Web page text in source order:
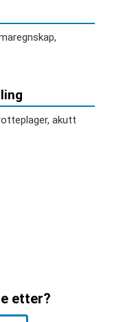
akutt
etter?